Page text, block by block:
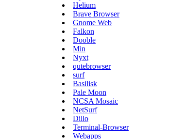
Helium
Brave Browser
Gnome Web
Falkon
Dooble
Min
Nyxt
qutebrowser
surf
Basilisk
Pale Moon
NCSA Mosaic
NetSurf
Dillo
Terminal-Browser
Webapps